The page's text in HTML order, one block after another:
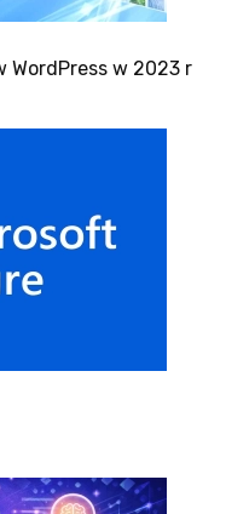
w 2023 r